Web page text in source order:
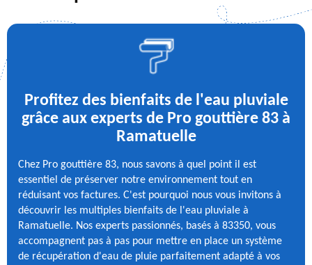
Profitez des bienfaits de l'eau pluviale
grâce aux experts de Pro gouttière 83 à
Ramatuelle
Chez Pro gouttière 83, nous savons à quel point il est
essentiel de préserver notre environnement tout en
réduisant vos factures. C'est pourquoi nous vous invitons à
découvrir les multiples bienfaits de l'eau pluviale à
Ramatuelle. Nos experts passionnés, basés à 83350, vous
accompagnent pas à pas pour mettre en place un système
de récupération d'eau de pluie parfaitement adapté à vos